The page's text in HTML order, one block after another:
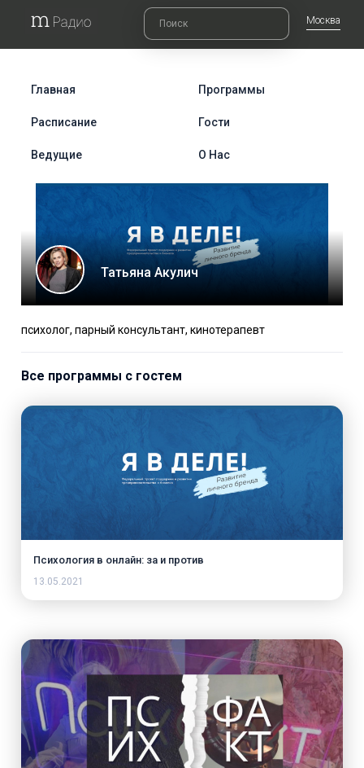
Москва
Главная Программы
Расписание Гости
Ведущие О Нас
Татьяна Акулич
психолог, парный консультант, кинотерапевт
Все программы с гостем
Психология в онлайн: за и против
13.05.2021